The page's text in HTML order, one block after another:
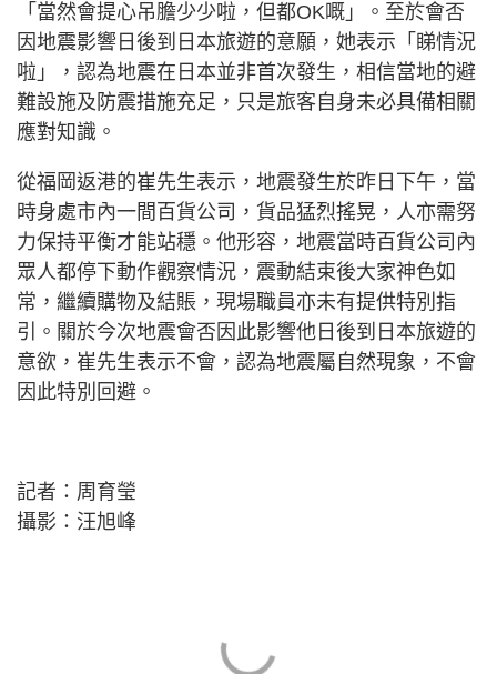
「當然會提心吊膽少少啦，但都OK嘅」。至於會否
因地震影響日後到日本旅遊的意願，她表示「睇情況
啦」，認為地震在日本並非首次發生，相信當地的避
難設施及防震措施充足，只是旅客自身未必具備相關
應對知識。
從福岡返港的崔先生表示，地震發生於昨日下午，當
時身處市內一間百貨公司，貨品猛烈搖晃，人亦需努
力保持平衡才能站穩。他形容，地震當時百貨公司內
眾人都停下動作觀察情況，震動結束後大家神色如
常，繼續購物及結賬，現場職員亦未有提供特別指
引。關於今次地震會否因此影響他日後到日本旅遊的
意欲，崔先生表示不會，認為地震屬自然現象，不會
因此特別回避。
記者：周育瑩
攝影：汪旭峰